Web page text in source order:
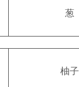
葱
柚子